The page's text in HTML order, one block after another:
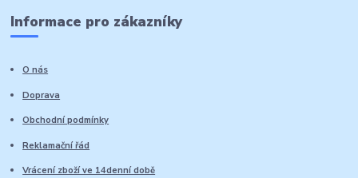
Informace pro zákazníky
O nás
Doprava
Obchodní podmínky
Reklamační řád
Vrácení zboží ve 14denní době